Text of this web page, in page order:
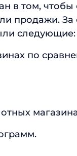
в том, чтобы
продажи. За
следующие:
по